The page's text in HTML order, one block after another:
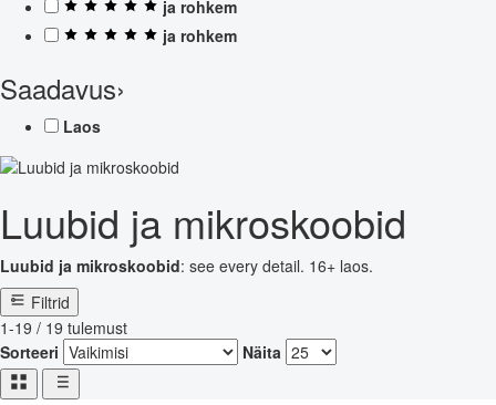
ja rohkem
ja rohkem
Saadavus›
Laos
Luubid ja mikroskoobid
Luubid ja mikroskoobid: see every detail. 16+ laos.
Filtrid
1-19 / 19 tulemust
Sorteeri
Näita